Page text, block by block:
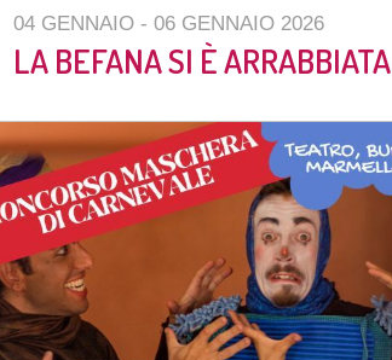
04 GENNAIO - 06 GENNAIO 2026
LA BEFANA SI È ARRABBIATA